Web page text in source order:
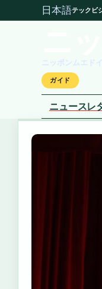
日本語テック ビ
ニッポンムエド
ガイド
ニュースレ